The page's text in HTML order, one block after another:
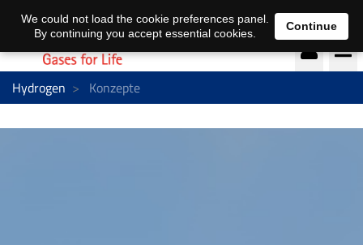
EN DE
Hydrogen Konzepte
We could not load the cookie preferences panel.
By continuing you accept essential cookies.
Continue